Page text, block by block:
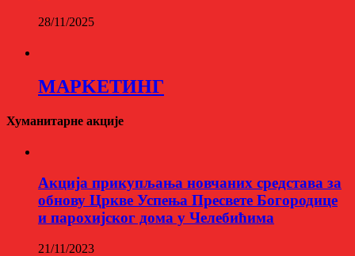
28/11/2025
МАРKЕТИНГ
Хуманитарне акције
Aкција прикупљања новчаних средстава за
обнову Цркве Успења Пресвете Богородице
и парохијског дома у Челебићима
21/11/2023